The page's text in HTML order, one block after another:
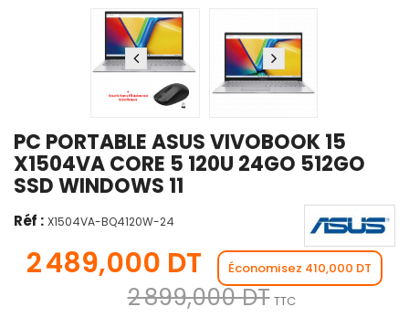
PC PORTABLE ASUS VIVOBOOK 15
X1504VA CORE 5 120U 24GO 512GO
SSD WINDOWS 11
Réf : X1504VA-BQ4120W-24
2 489,000 DT Économisez 410,000 DT
2 899,000 DT TTC